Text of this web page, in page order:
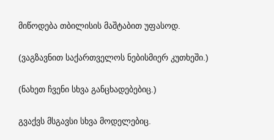
მიწოდება თბილისის მაშტაბით უფასოდ.
(ვაგზავნით საქართველოს ნებისმიერ კუთხეში.)
(ნახეთ ჩვენი სხვა განცხადებებიც.)
გვაქვს მსგავსი სხვა მოდელებიც.